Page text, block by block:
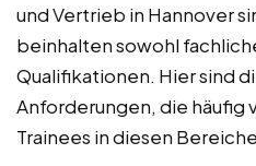
und Vertrieb in Hannover
beinhalten sowohl
Qualifikationen. Hier sind
Anforderungen, die häufig
Trainees in diesen